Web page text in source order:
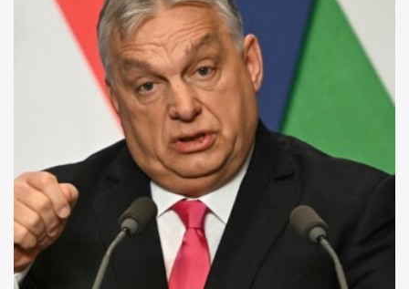
Megjelent a rendelet: brutális
bírság vár a gyorshajtókra